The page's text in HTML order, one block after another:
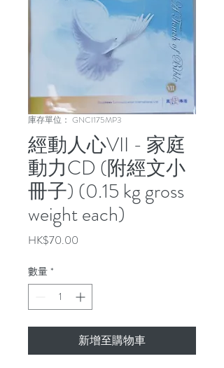
庫存單位： GNCI175MP3
經動人心VII - 家庭
動力CD (附經文小
冊子) (0.15 kg gross
weight each)
HK$70.00
數量 *
新增至購物車